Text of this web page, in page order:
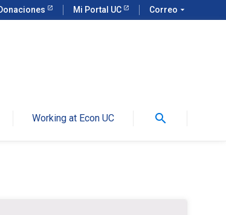
Mi Portal UC Correo arrow_drop_down
Working at Econ UC search